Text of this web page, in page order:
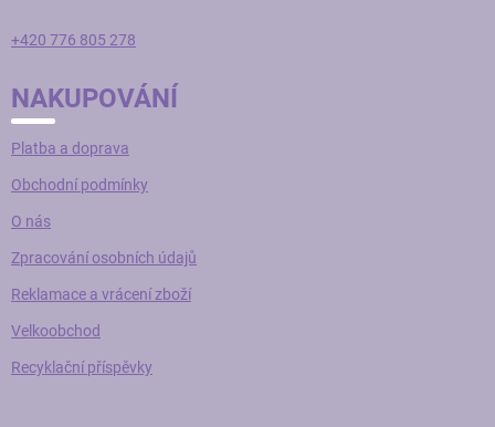
+420 776 805 278
NAKUPOVÁNÍ
Platba a doprava
Obchodní podmínky
O nás
Zpracování osobních údajů
Reklamace a vrácení zboží
Velkoobchod
Recyklační příspěvky